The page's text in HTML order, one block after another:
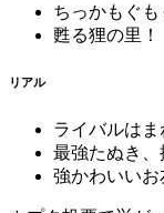
ちっかもぐ
甦る狸の里！
リアル
ライバルはま
最強たぬき、
強かわいい